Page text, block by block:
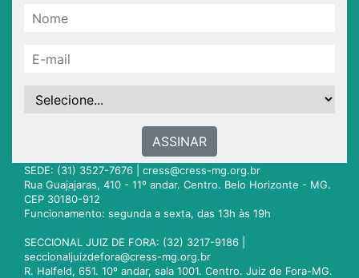
ASSINAR
SEDE: (31) 3527-7676 | cress@cress-mg.org.br
Rua Guajajaras, 410 - 11º andar. Centro. Belo Horizonte - MG.
CEP 30180-912
Funcionamento: segunda a sexta, das 13h às 19h
SECCIONAL JUIZ DE FORA: (32) 3217-9186 |
seccionaljuizdefora@cress-mg.org.br
R. Halfeld, 651. 10º andar, sala 1001. Centro. Juiz de Fora-MG.